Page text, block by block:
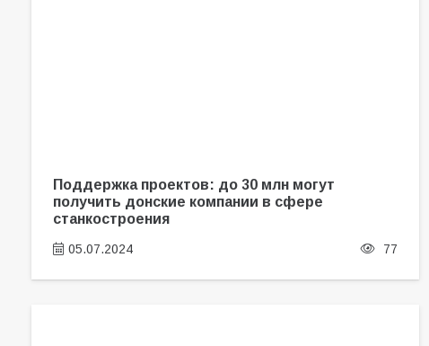
Поддержка проектов: до 30 млн могут
получить донские компании в сфере
станкостроения
05.07.2024 77